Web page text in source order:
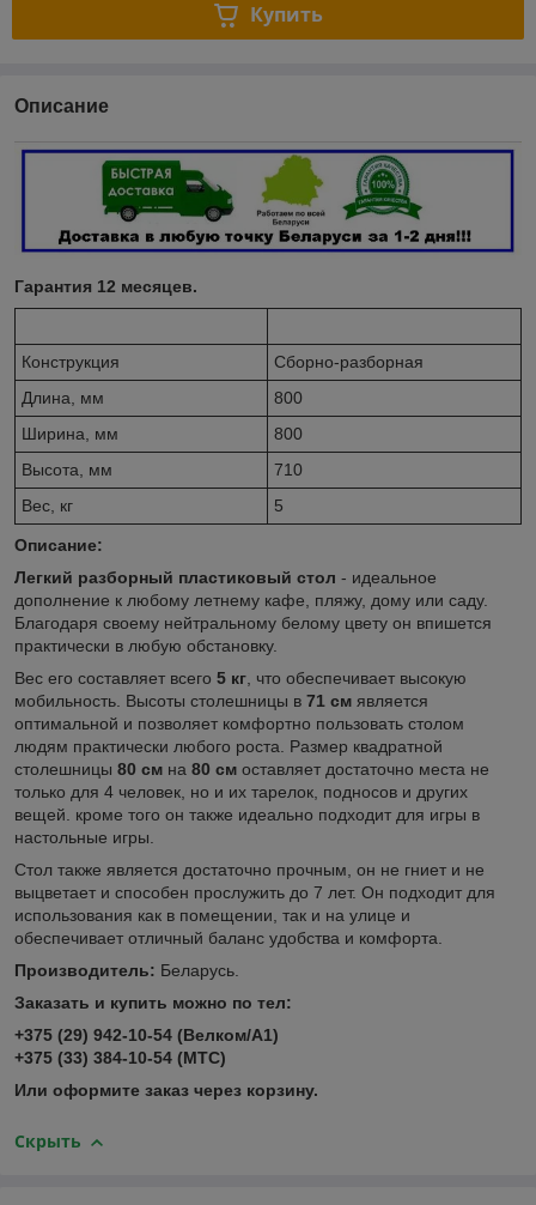
Купить
Описание
Гарантия 12 месяцев.
Конструкция
Сборно-разборная
Длина, мм
800
Ширина, мм
800
Высота, мм
710
Вес, кг
5
Описание:
Легкий разборный пластиковый стол - идеальное
дополнение к любому летнему кафе, пляжу, дому или саду.
Благодаря своему нейтральному белому цвету он впишется
практически в любую обстановку.
Вес его составляет всего 5 кг , что обеспечивает высокую
мобильность. Высоты столешницы в 71 см является
оптимальной и позволяет комфортно пользовать столом
людям практически любого роста. Размер квадратной
столешницы 80 см на 80 см оставляет достаточно места не
только для 4 человек, но и их тарелок, подносов и других
вещей. кроме того он также идеально подходит для игры в
настольные игры.
Стол также является достаточно прочным, он не гниет и не
выцветает и способен прослужить до 7 лет. Он подходит для
использования как в помещении, так и на улице и
обеспечивает отличный баланс удобства и комфорта.
Производитель: Беларусь.
Заказать и купить можно по тел:
+375 (29) 942-10-54 (Велком/А1)
+375 (33) 384-10-54 (МТС)
Или оформите заказ через корзину.
Скрыть